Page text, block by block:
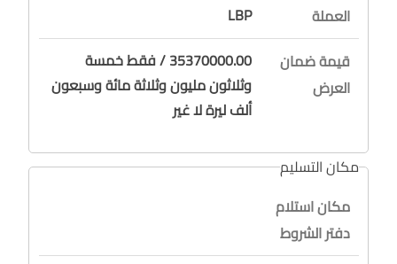
العملة
LBP
قيمة ضمان
العرض
35370000.00 / فقط خمسة
وثلاثون مليون وثلاثة مائة وسبعون
ألف ليرة لا غير
مكان التسليم
مكان استلام
دفتر الشروط